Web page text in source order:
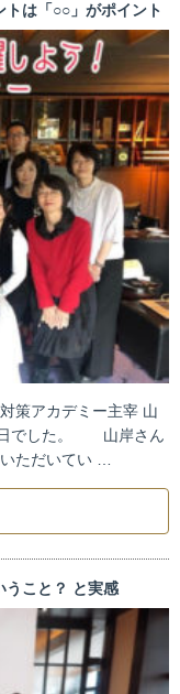
は「○○」がポイント
策アカデミー主宰 山
日でした。 山岸さん
ただいてい …
うこと？ と実感